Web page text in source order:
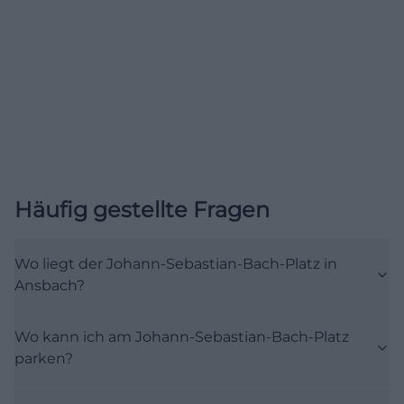
Parkübersicht als Teil von Zone 3 auf. Dort gilt eine
Höchstparkdauer von 3 Stunden, und die Stadt
freitags von 8 bis 18 Uhr sowie samstags von 8 bis 14
Altstadt besuchen möchte, kann die Wege rund
Häufig gestellte Fragen
Wo liegt der Johann-Sebastian-Bach-Platz in
Ansbach?
Wo kann ich am Johann-Sebastian-Bach-Platz
parken?